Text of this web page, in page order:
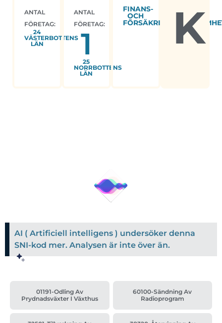
ANTAL
FÖRETAG:
24
VÄSTERBOTTENS
LÄN
ANTAL
FÖRETAG:
1
25
NORRBOTTENS
LÄN
FINANS-
OCH K
AI ( Artificiell intelligens ) undersöker denna
SNI-kod mer. Analysen är inte över än.
01191-Odling Av
Prydnadsväxter I Växthus
60100-Sändning Av
Radioprogram